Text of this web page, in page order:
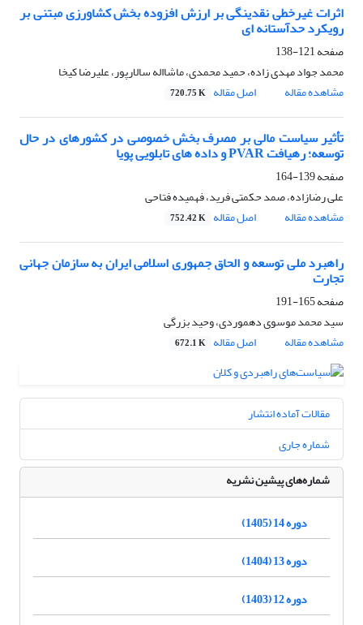
اثرات غیرخطی نقدینگی بر ارزش افزوده بخش کشاورزی مبتنی بر
رویکرد حدآستانه ای
صفحه121-138
محمد جواد مهدی زاده، حمید محمدی، ماشااله سالارپور، علیرضا کیخا
مشاهده مقاله
اصل مقاله 720.75 K
تأثیر سیاست مالی بر مصرف بخش خصوصی در کشورهای در حال
توسعه؛ رهیافت PVAR و داده های تابلویی پویا
صفحه139-164
علی رضازاده، صمد حکمتی فرید، فهمیده فتاحی
مشاهده مقاله
اصل مقاله 752.42 K
راهبرد ملی توسعه و الحاق جمهوری اسلامی ایران به سازمان جهانی
تجارت
صفحه165-191
سید محمد موسوی دهموردی، وحید بزرگی
مشاهده مقاله
اصل مقاله 672.1 K
مقالات آماده انتشار
شماره جاری
شماره‌های پیشین نشریه
دوره 14 (1405)
دوره 13 (1404)
دوره 12 (1403)